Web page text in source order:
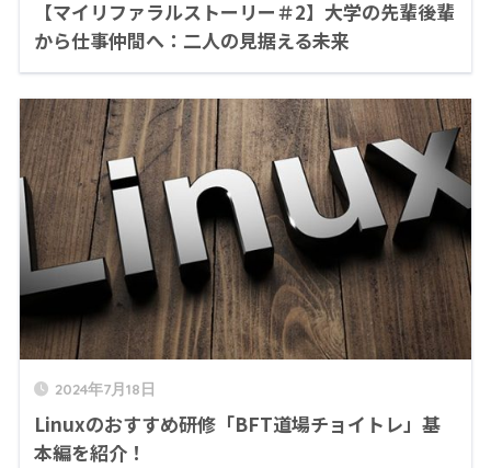
【マイリファラルストーリー＃2】大学の先輩後輩
から仕事仲間へ：二人の見据える未来
2024年7月18日
Linuxのおすすめ研修「BFT道場チョイトレ」基
本編を紹介！